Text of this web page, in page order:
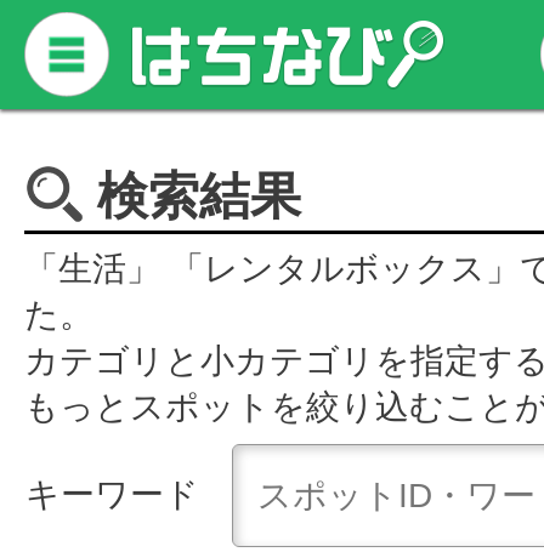
検索結果
「生活」 「レンタルボックス」
た。
カテゴリと小カテゴリを指定す
もっとスポットを絞り込むこと
キーワード